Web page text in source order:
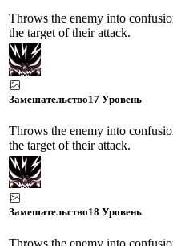
Throws the enemy into
the target of their attack.
Замешательство17 Уровень
Throws the enemy into
the target of their attack.
Замешательство18 Уровень
Throws the enemy into